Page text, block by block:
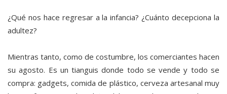
¿Qué nos hace regresar a la infancia? ¿Cuánto decepciona la
adultez?
Mientras tanto, como de costumbre, los comerciantes hacen
su agosto. Es un tianguis donde todo se vende y todo se
compra: gadgets, comida de plástico, cerveza artesanal muy